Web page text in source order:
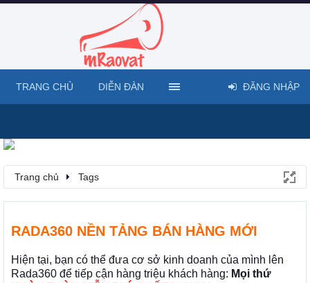
Trang chủ Tags
RADA360 NỀN TẢNG BÁN HÀNG MỚI
Hiện tại, bạn có thể đưa cơ sở kinh doanh của mình lên
Rada360 để tiếp cận hàng triệu khách hàng: Mọi thứ
TRANG CHỦ DIỄN ĐÀN ĐĂNG NHẬP